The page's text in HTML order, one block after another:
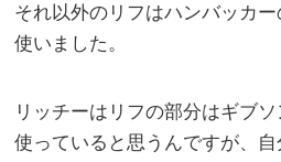
それ以外のリフはハンバッカ
使いました。
リッチーはリフの部分はギブ
使っていると思うんですが、自